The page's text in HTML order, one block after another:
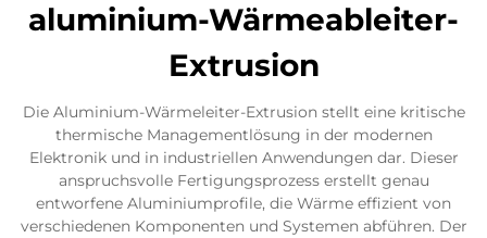
aluminium-Wärmeableiter-
Extrusion
Die Aluminium-Wärmeleiter-Extrusion stellt eine kritische
thermische Managementlösung in der modernen
Elektronik und in industriellen Anwendungen dar. Dieser
anspruchsvolle Fertigungsprozess erstellt genau
entworfene Aluminiumprofile, die Wärme effizient von
verschiedenen Komponenten und Systemen abführen. Der